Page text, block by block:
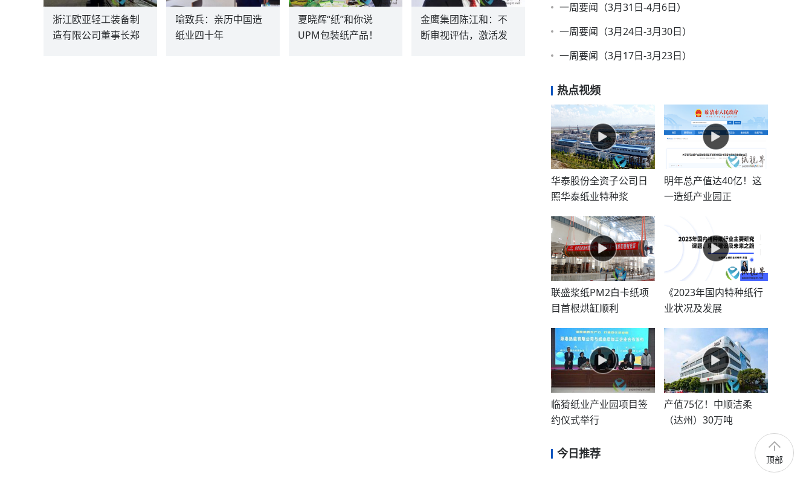
浙江欧亚轻工装备制
造有限公司董事长郑
喻致兵：亲历中国造
纸业四十年
夏晓辉“纸”和你说
UPM包装纸产品！
金鹰集团陈江和：不
断审视评估，激活发
一周要闻（3月31日-4月6日）
一周要闻（3月24日-3月30日）
一周要闻（3月17日-3月23日）
热点视频
华泰股份全资子公司日
照华泰纸业特种浆
明年总产值达40亿！这
一造纸产业园正
联盛浆纸PM2白卡纸项
目首根烘缸顺利
《2023年国内特种纸行
业状况及发展
临猗纸业产业园项目签
约仪式举行
产值75亿！中顺洁柔
（达州）30万吨
今日推荐 顶部